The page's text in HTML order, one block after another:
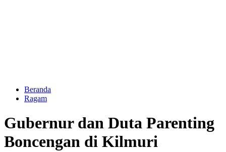
Beranda
Ragam
Gubernur dan Duta Parenting
Boncengan di Kilmuri